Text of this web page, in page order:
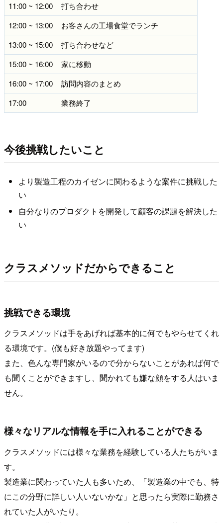
11:00 ~ 12:00
打ち合わせ
12:00 ~ 13:00
お客さんの工場食堂でランチ
13:00 ~ 15:00
打ち合わせなど
15:00 ~ 16:00
家に移動
16:00 ~ 17:00
訪問内容のまとめ
17:00
業務終了
今後挑戦したいこと
より製造工程のカイゼンに関わるような案件に挑戦した
い
自分なりのプロダクトを開発して顧客の課題を解決した
い
クラスメソッドだからできること
挑戦できる環境
クラスメソッドは手をあげれば基本的に何でもやらせてくれ
る環境です。(僕も好き放題やってます)
また、色んな専門家がいるので分からないことがあれば何で
も聞くことができますし、聞かれても嫌な顔をする人はいま
せん。
様々なリアルな情報を手に入れることができる
クラスメソッドには様々な業務を経験している人たちがいま
す。
製造業に関わっていた人も多いため、「製造業の中でも、特
にこの分野に詳しい人いないかな」と思ったら実際に勤務さ
れていた人がいたり。